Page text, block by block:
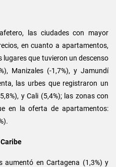
las ciudades con mayor
en cuanto a apartamentos,
lugares que tuvieron un descenso
Manizales (-1,7%), y Jamundí
las urbes que registraron un
y Cali (5,4%); las zonas con
en la oferta de apartamentos:
aumentó en Cartagena (1,3%) y